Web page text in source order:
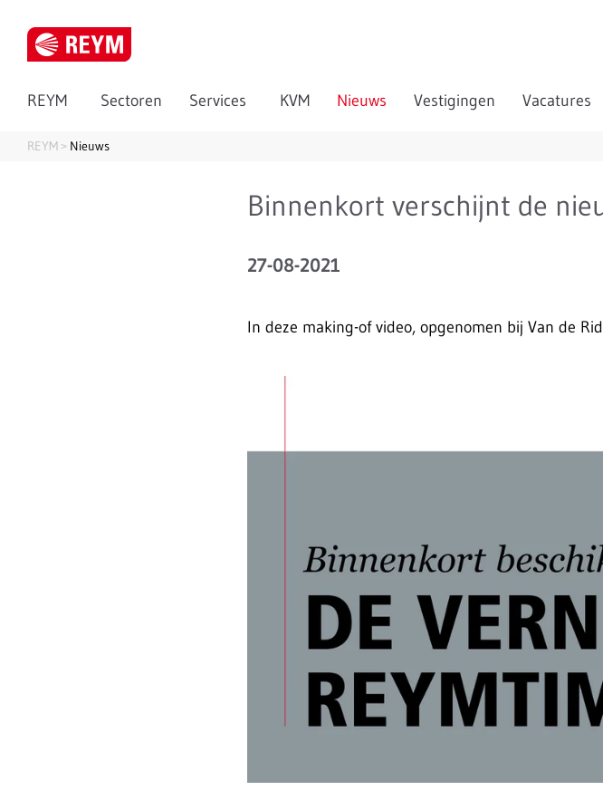
REYM Sectoren Services KVM Nieuws Vestigingen Vacatures
REYM Nieuws
Binnenkort verschijnt de
27-08-2021
In deze making-of video, opgenomen bij Van de